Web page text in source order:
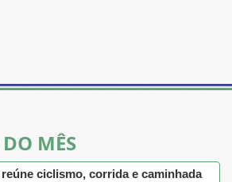
MÊS
ciclismo, corrida e caminhada